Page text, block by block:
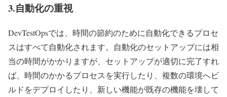
3.自動化の重視
DevTestOpsでは、時間の節約のために自動化できるプロセ
スはすべて自動化されます。自動化のセットアップには相
当の時間がかかりますが、セットアップが適切に完了すれ
ば、時間のかかるプロセスを実行したり、複数の環境へビ
ルドをデプロイしたり、新しい機能が既存の機能を壊して